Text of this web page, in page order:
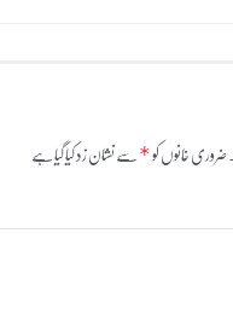
ضروری خانوں کو*سے نشان زد کیا گیا ہے